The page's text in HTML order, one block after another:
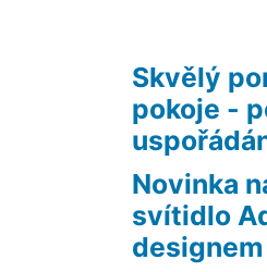
Skvělý
pokoje -
Novinka
svítidlo